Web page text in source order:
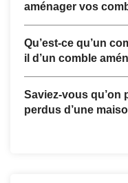
aménager vos
Qu’est-ce qu’un
il d’un comble
Saviez-vous qu’on
perdus d’une